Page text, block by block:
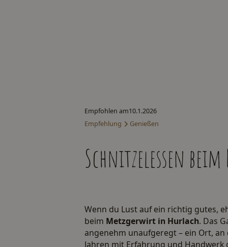
Empfohlen am10.1.2026
Empfehlung
Genießen
Schnitzelessen
Wenn du Lust auf ein richtig gutes,
beim Metzgerwirt in Hurlach. Das
angenehm unaufgeregt – ein Ort,
Jahren mit Erfahrung und